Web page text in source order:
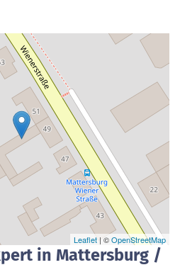
Leaflet | ©OpenStreetMap
in Mattersburg /